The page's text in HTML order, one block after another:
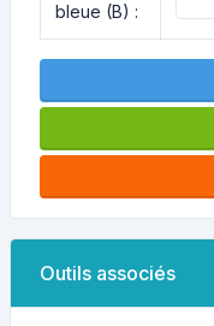
bleue (B) :
Outils associés